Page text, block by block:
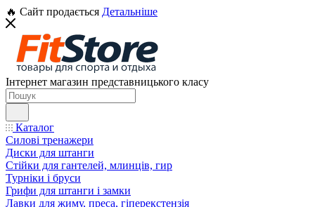
🔥 Сайт продається Детальніше
Інтернет магазин представницького класу
Каталог
Силові тренажери
Диски для штанги
Стійки для гантелей, млинців, гир
Турніки і бруси
Грифи для штанги і замки
Лавки для жиму, преса, гіперекстензія